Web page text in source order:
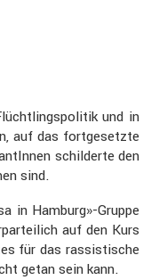
und in
auf das fortge­setzte
schil­derte den
sind.
in Hamburg»-Gruppe
auf den Kurs
für das rassis­ti­sche
getan sein kann.